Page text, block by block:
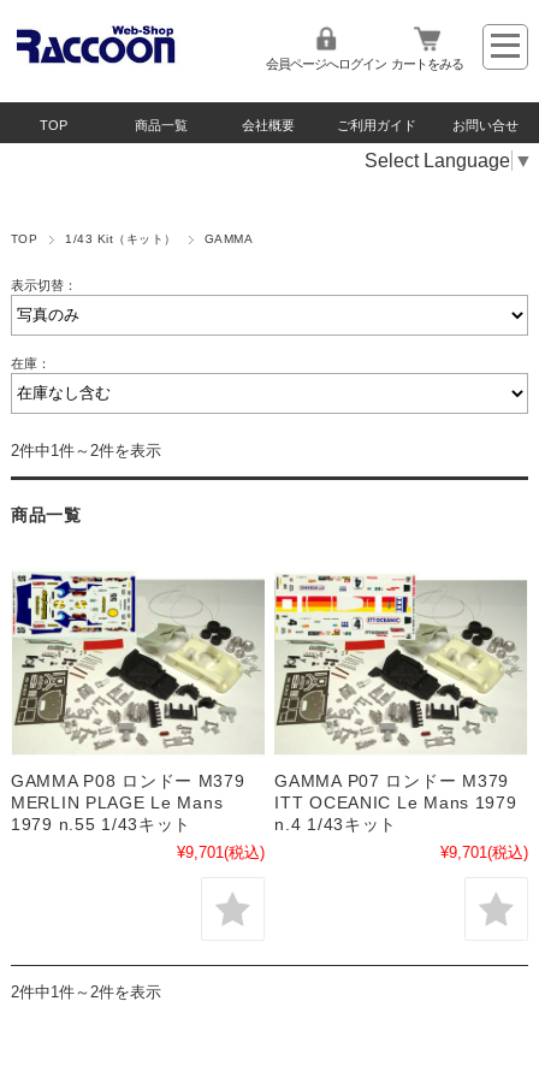
会員ページへログイン カートをみる
TOP 商品一覧 会社概要 ご利用ガイド お問い合せ
Select Language ▼
TOP 1/43 Kit（キット） GAMMA
表示切替：
在庫：
2件中1件～2件を表示
商品一覧
GAMMA P08 ロンドー M379
MERLIN PLAGE Le Mans
1979 n.55 1/43キット
¥9,701(税込)
GAMMA P07 ロンドー M379
ITT OCEANIC Le Mans 1979
n.4 1/43キット
¥9,701(税込)
2件中1件～2件を表示